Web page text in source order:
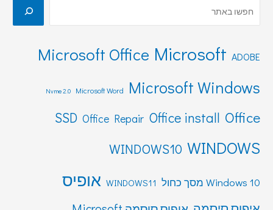
ADOBE
Microsoft
Microsoft Office
Microsoft Windows
Microsoft Word
Nvme 2.0
Office
Office install
Office Repair
SSD
WINDOWS
WINDOWS10
Windows 10 מסך כחול WINDOWS11 אופיס